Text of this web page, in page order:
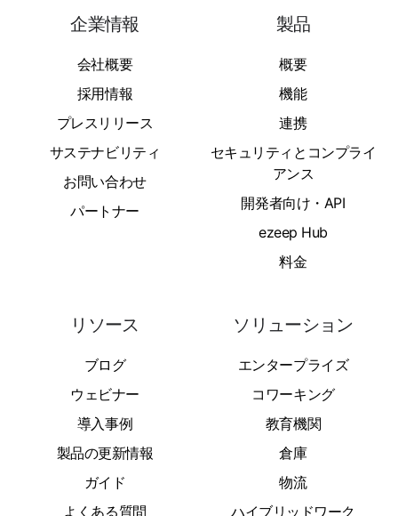
企業情報
会社概要
採用情報
プレスリリース
サステナビリティ
お問い合わせ
パートナー
製品
概要
機能
連携
セキュリティとコンプライ
アンス
開発者向け・API
ezeep Hub
料金
リソース
ブログ
ウェビナー
導入事例
製品の更新情報
ガイド
よくある質問
ソリューション
エンタープライズ
コワーキング
教育機関
倉庫
物流
ハイブリッドワーク